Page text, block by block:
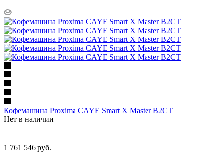
Кофемашина Proxima CAYE Smart X Master B2CT
Нет в наличии
1 761 546 руб.